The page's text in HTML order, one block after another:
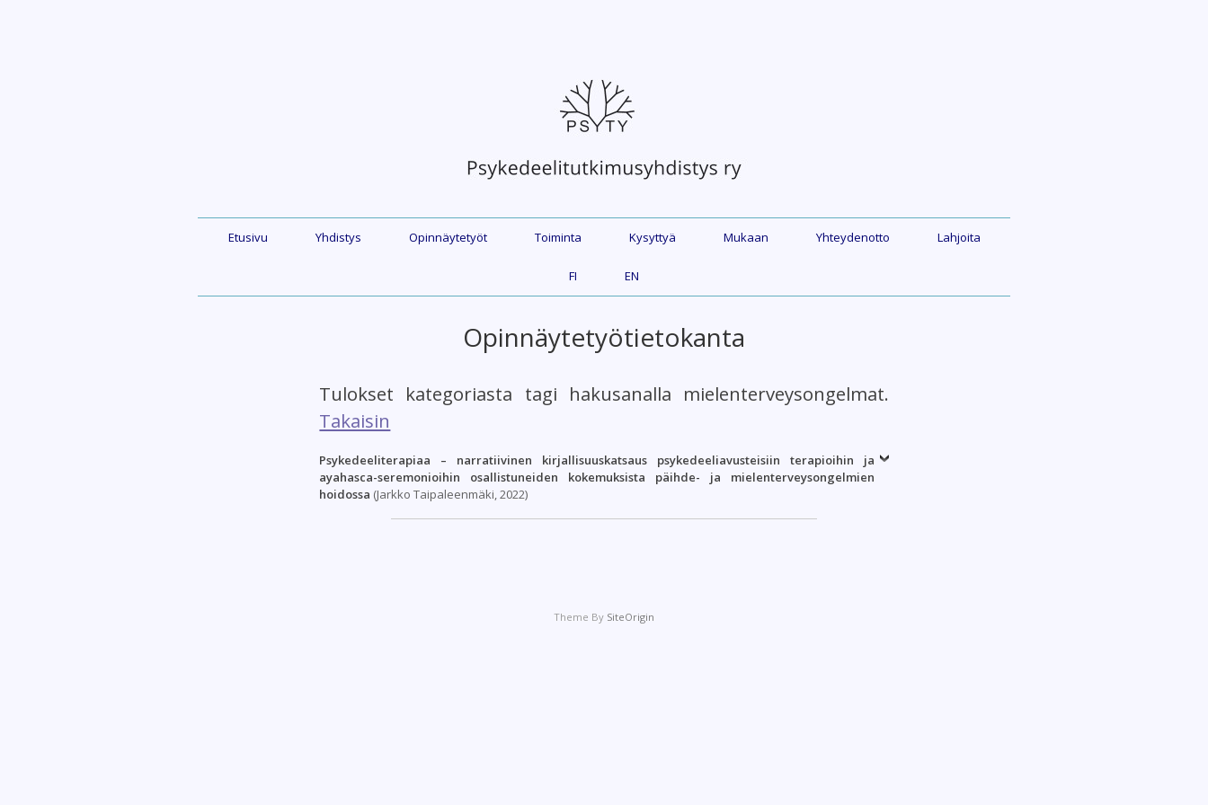
Etusivu Yhdistys Opinnäytetyöt Toiminta Kysyttyä Mukaan Yhteydenotto Lahjoita
FI EN
Opinnäytetyötietokanta
Tulokset kategoriasta tagi hakusanalla mielenterveysongelmat.
Takaisin
Psykedeeliterapiaa – narratiivinen kirjallisuuskatsaus psykedeeliavusteisiin terapioihin ja
ayahasca-seremonioihin osallistuneiden kokemuksista päihde- ja mielenterveysongelmien
hoidossa (Jarkko Taipaleenmäki, 2022)
Theme By SiteOrigin